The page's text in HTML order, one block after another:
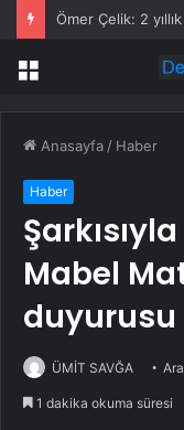
Ömer Çelik: 2 yıllık
Menü
Anasayfa / Haber
Haber
Mabel
duyurusu
ÜMİT SAVĞA
1 dakika okuma süresi